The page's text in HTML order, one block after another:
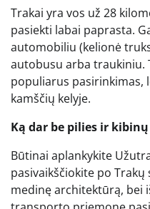
Trakai yra vos už 28
pasiekti labai paprasta.
automobiliu (kelionė
autobusu arba traukiniu.
populiarus pasirinkimas,
kamščių kelyje.
Ką dar be pilies ir
Būtinai aplankykite
pasivaikščiokite po
medinę architektūrą, bei